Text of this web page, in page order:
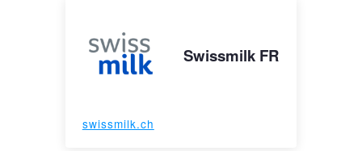
Swissmilk FR
swissmilk.ch